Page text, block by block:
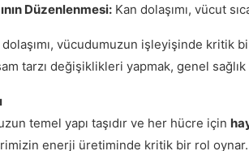
Düzenlenmesi: Kan dolaşımı, vücut
dolaşımı, vücudumuzun işleyişinde kritik
tarzı değişiklikleri yapmak, genel
temel yapı taşıdır ve her hücre için
enerji üretiminde kritik bir rol oynar.